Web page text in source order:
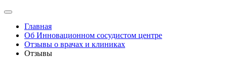
Главная
Об Инновационном сосудистом центре
Отзывы о врачах и клиниках
Отзывы